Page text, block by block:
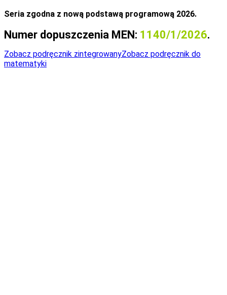
Seria zgodna z nową podstawą programową 2026.
Numer dopuszczenia MEN: 1140/1/2026.
Zobacz podręcznik zintegrowanyZobacz podręcznik do
matematyki